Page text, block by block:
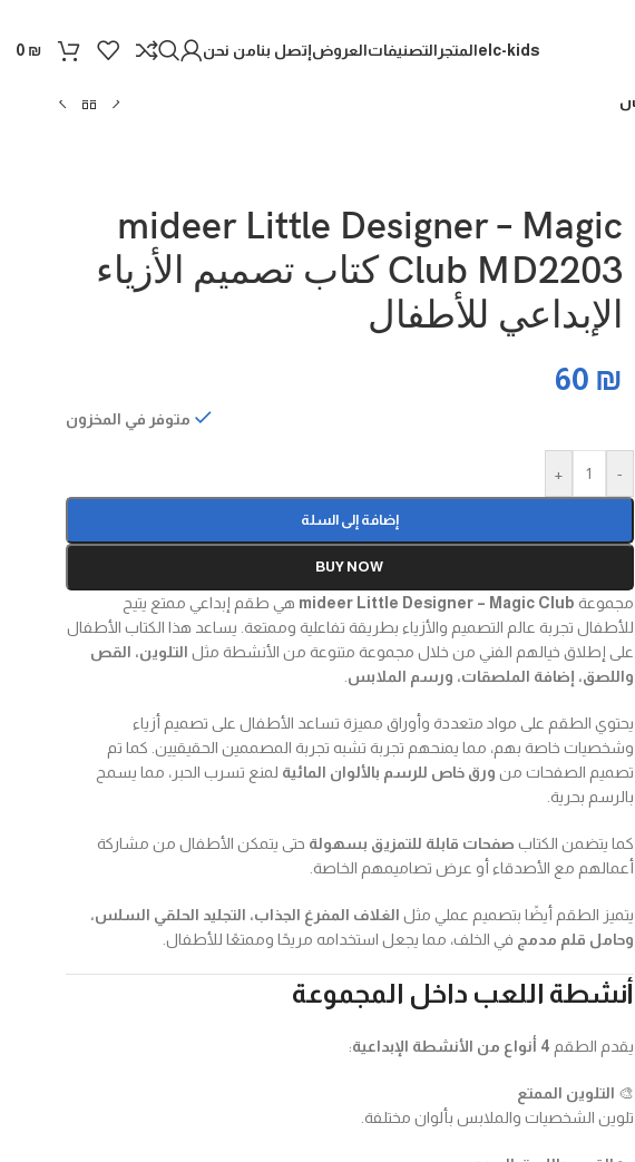
elc-kidsالمتجر التصنيفاتالعروضإتصل بنامن نحن 0 ₪
mideer Little Designer – Magic
Club MD2203 كتاب تصميم الأزياء
الإبداعي للأطفال
60 ₪
متوفر في المخزون
-
+
إضافة إلى السلة
BUY NOW
مجموعة mideer Little Designer – Magic Club هي طقم إبداعي ممتع يتيح
للأطفال تجربة عالم التصميم والأزياء بطريقة تفاعلية وممتعة. يساعد هذا الكتاب الأطفال
على إطلاق خيالهم الفني من خلال مجموعة متنوعة من الأنشطة مثل التلوين، القص
واللصق، إضافة الملصقات، ورسم الملابس
يحتوي الطقم على مواد متعددة وأوراق مميزة تساعد الأطفال على تصميم أزياء
وشخصيات خاصة بهم، مما يمنحهم تجربة تشبه تجربة المصممين الحقيقيين. كما تم
تصميم الصفحات من ورق خاص للرسم بالألوان المائية لمنع تسرب الحبر، مما يسمح
بالرسم بحرية.
كما يتضمن الكتاب صفحات قابلة للتمزيق بسهولة حتى يتمكن الأطفال من مشاركة
أعمالهم مع الأصدقاء أو عرض تصاميمهم الخاصة.
يتميز الطقم أيضًا بتصميم عملي مثل الغلاف المفرغ الجذاب، التجليد الحلقي السلس،
وحامل قلم مدمج في الخلف، مما يجعل استخدامه مريحًا وممتعًا للأطفال.
أنشطة اللعب داخل المجموعة
يقدم الطقم 4 أنواع من الأنشطة الإبداعية :
🎨 التلوين الممتع
تلوين الشخصيات والملابس بألوان مختلفة.